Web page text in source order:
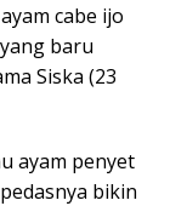
cabe ijo
baru
Siska (23
ayam penyet
bikin